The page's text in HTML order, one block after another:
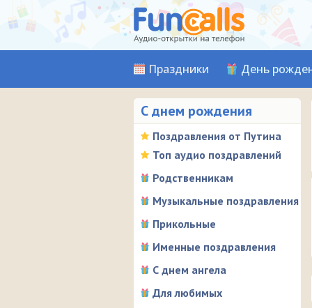
Праздники День
С днем рождения
Поздравления от Путина
Топ аудио поздравлений
Родственникам
Музыкальные поздравления
Прикольные
Именные поздравления
С днем ангела
Для любимых